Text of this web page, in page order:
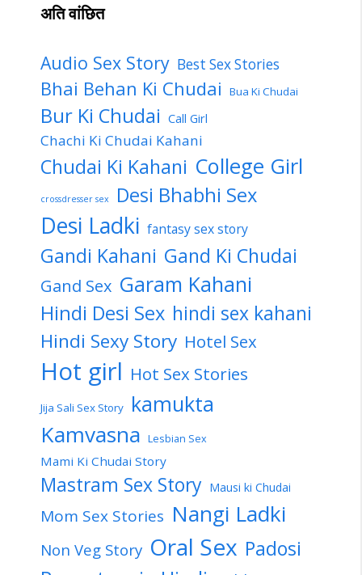
अति वांछित
Audio Sex Story Best Sex Stories
Bhai Behan Ki Chudai Bua Ki Chudai
Bur Ki Chudai Call Girl
Chachi Ki Chudai Kahani
Chudai Ki Kahani College Girl
crossdresser sex Desi Bhabhi Sex
Desi Ladki fantasy sex story
Gandi Kahani Gand Ki Chudai
Gand Sex Garam Kahani
Hindi Desi Sex hindi sex kahani
Hindi Sexy Story Hotel Sex
Hot girl Hot Sex Stories
Jija Sali Sex Story kamukta
Kamvasna Lesbian Sex
Mami Ki Chudai Story
Mastram Sex Story Mausi ki Chudai
Mom Sex Stories Nangi Ladki
Non Veg Story Oral Sex Padosi